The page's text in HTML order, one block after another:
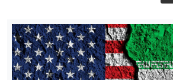
الأميركية: بوتين قد يختبر الناتو
بهجوم محدود
حاكم: إصابة 13 شخصا على الأقل جراء